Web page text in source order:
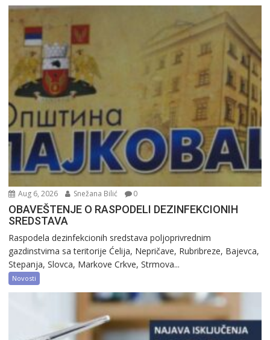
Aug 6, 2026 Snežana Bilić 0
OBAVEŠTENJE O RASPODELI DEZINFEKCIONIH
SREDSTAVA
Raspodela dezinfekcionih sredstava poljoprivrednim
gazdinstvima sa teritorije Ćelija, Nepričave, Rubribreze, Bajevca,
Stepanja, Slovca, Markove Crkve, Strmova...
Novosti